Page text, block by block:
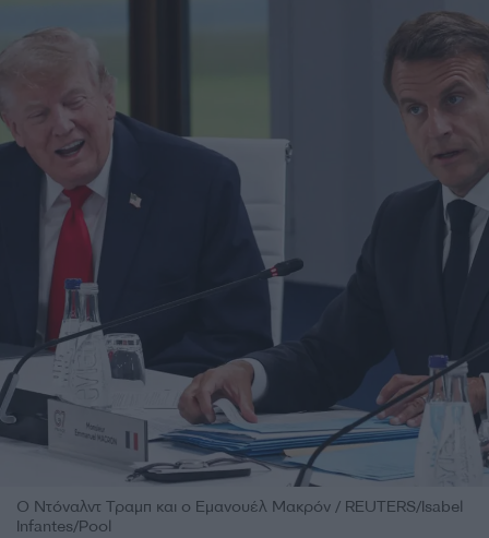
Ο Ντόναλντ Τραμπ και ο Εμανουέλ Μακρόν / REUTERS/Isabel
Infantes/Pool